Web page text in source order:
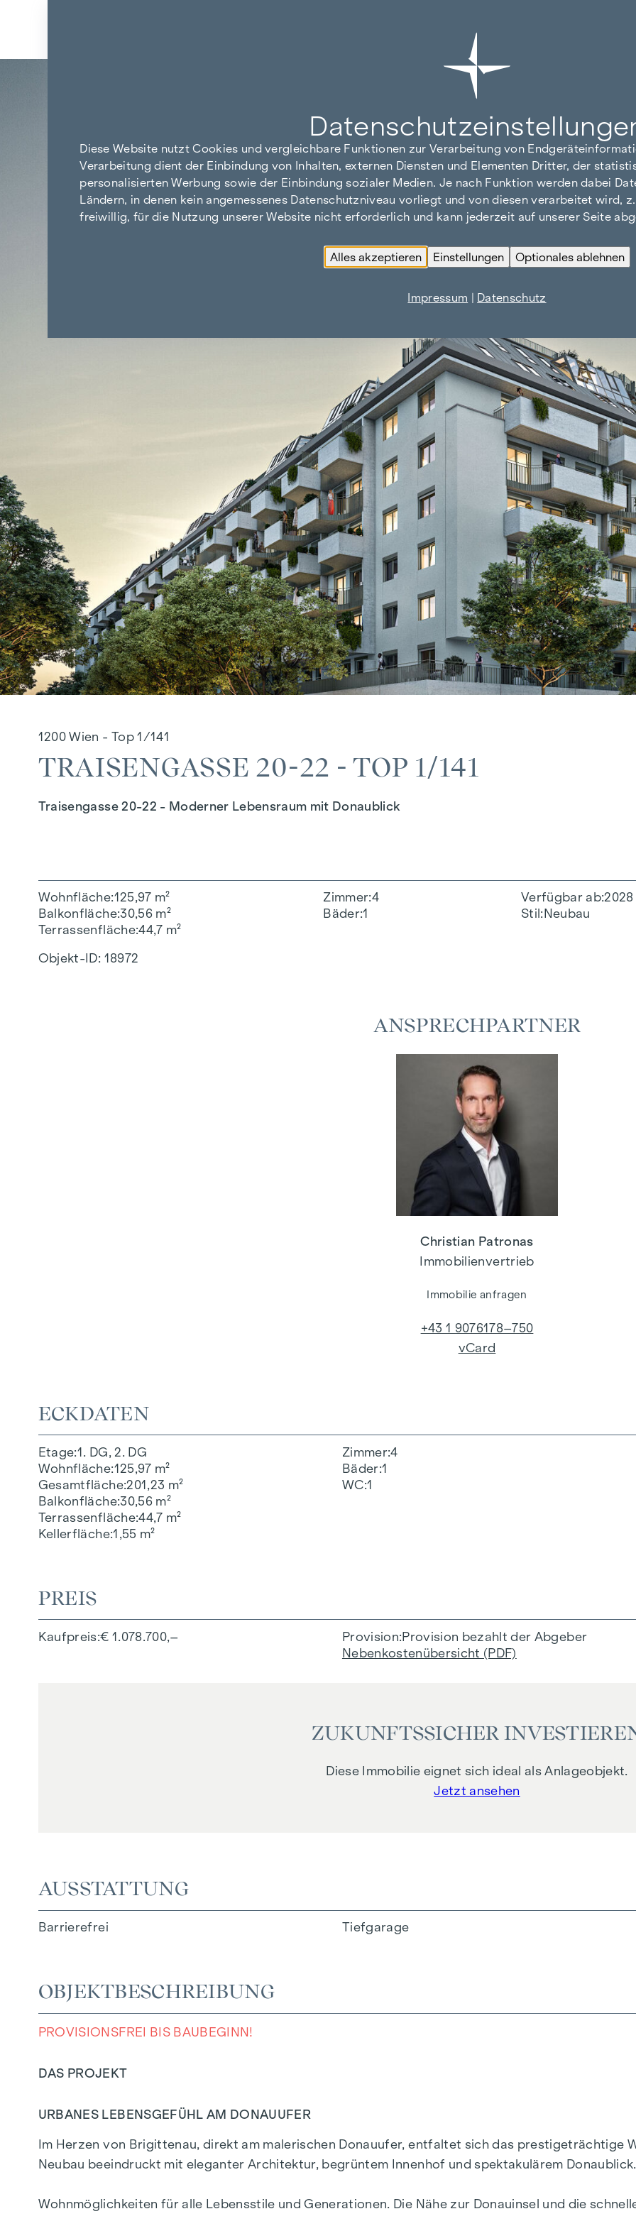
1200 Wien - Top 1/141
TRAISENGASSE 20-22 - TOP 1/141
Traisengasse 20-22 - Moderner Lebensraum mit Donaublick
Wohnfläche 125,97 m²
Balkonfläche 30,56 m²
Terrassenfläche 44,7 m²
Zimmer 4
Bäder 1
Verfügbar ab 2028
Stil Neubau
Objekt-ID: 18972
ECKDATEN
Etage 1. DG, 2. DG
Wohnfläche 125,97 m²
Gesamtfläche 201,23 m²
Balkonfläche 30,56 m²
Terrassenfläche 44,7 m²
Kellerfläche 1,55 m²
Zimmer 4
Bäder 1
WC 1
PREIS
Kaufpreis € 1.078.700,– Provision Provision bezahlt der Abgeber
Nebenkostenübersicht (PDF)
ZUKUNFTSSICHER
Diese Immobilie eignet sich ideal als Anlageobjekt.
Jetzt ansehen
AUSSTATTUNG
Barrierefrei Tiefgarage
OBJEKTBESCHREIBUNG
PROVISIONSFREI BIS BAUBEGINN!
DAS PROJEKT
URBANES LEBENSGEFÜHL AM DONAUUFER
Im Herzen von Brigittenau, direkt am malerischen Donauufer, entfaltet sich das prestigeträchtige
Neubau beeindruckt mit eleganter Architektur, begrüntem Innenhof und spektakulärem
Wohnmöglichkeiten für alle Lebensstile und Generationen. Die Nähe zur Donauinsel und die
ANSPRECHPARTNER
Christian Patronas
Immobilienvertrieb
Immobilie anfragen
+43 1 9076178–750
vCard
Diese Website nutzt Cookies und vergleichbare Funktionen zur Verarbeitung von
Verarbeitung dient der Einbindung von Inhalten, externen Diensten und Elementen Dritter, der
personalisierten Werbung sowie der Einbindung sozialer Medien. Je nach Funktion werden dabei
Ländern, in denen kein angemessenes Datenschutzniveau vorliegt und von diesen verarbeitet wird,
freiwillig, für die Nutzung unserer Website nicht erforderlich und kann jederzeit auf unserer Seite
Alles akzeptieren Einstellungen Optionales ablehnen
Impressum | Datenschutz